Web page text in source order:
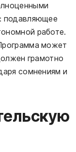
подавляющее
работе.
может
грамотно
сомнениям и